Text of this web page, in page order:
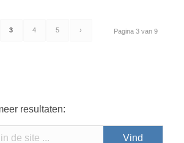
Pagina 3 van 9
3 4 5 ›
resultaten: